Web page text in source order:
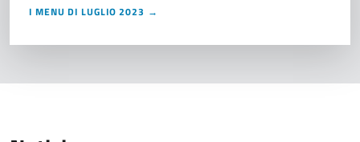
I MENU DI LUGLIO 2023 →